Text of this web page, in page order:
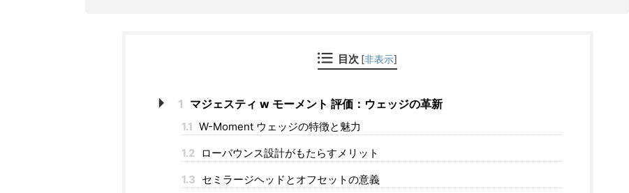
目次 [非表示]
1 マジェスティ w モーメント 評価：ウェッジの革新
1.1 W-Moment ウェッジの特徴と魅力
1.2
ローバウンス設計がもたらすメリット
1.3 セミラージヘッドとオフセットの意義